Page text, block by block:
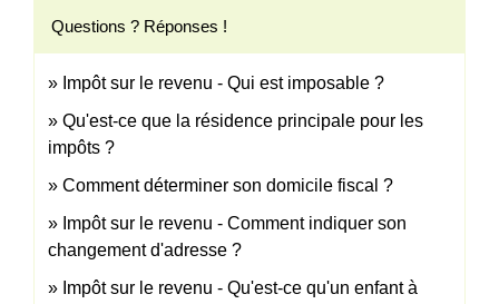
Questions ? Réponses !
Impôt sur le revenu - Qui est imposable ?
Qu'est-ce que la résidence principale pour les
impôts ?
Comment déterminer son domicile fiscal ?
Impôt sur le revenu - Comment indiquer son
changement d'adresse ?
Impôt sur le revenu - Qu'est-ce qu'un enfant à